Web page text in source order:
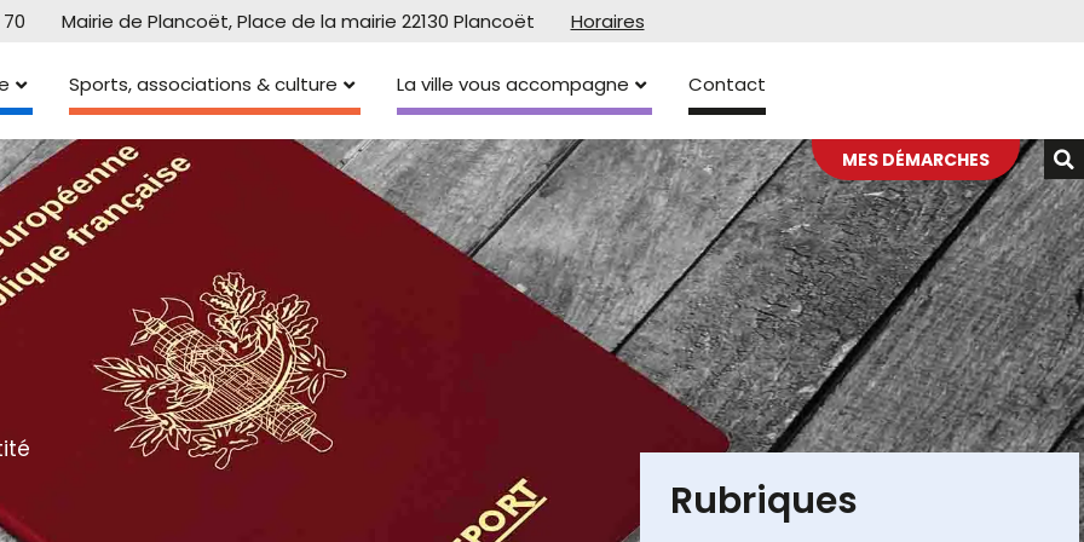
Mairie de Plancoët, Place de la mairie 22130 Plancoët Horaires
Sports, associations & culture La ville vous accompagne Contact
MES DÉMARCHES
Rubriques